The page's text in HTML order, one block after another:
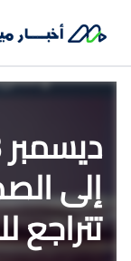
إلى
تتراجع